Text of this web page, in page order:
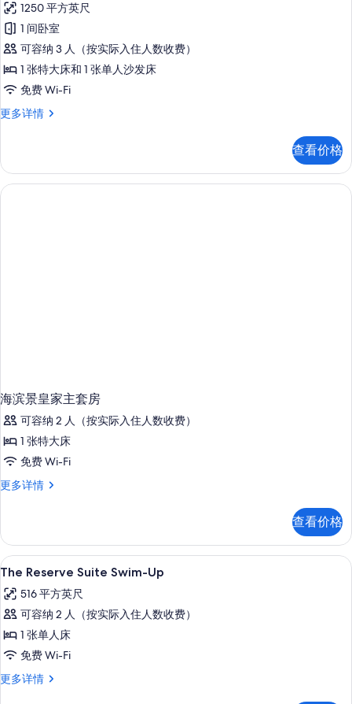
信
息
Reserve
Master
Suite
Ocean
Front
Swim
Up
所
有
1250 平方英尺
1 间卧室
可容纳 3 人（按实际入住人数收费）
1 张特大床和 1 张单人沙发床
免费 Wi-Fi
更多详情
The
Ocean
Front
Swim
查看价格
海滨景皇家主套房
可容纳 2 人（按实际入住人数收费）
1 张特大床
免费 Wi-Fi
更多详情
海
家
主
套
更
多
息
查看价格
显
示
The
Reserve
Suite
Swim-
Up
高档床上用品、羽绒被、加厚床垫、
8
The Reserve Suite Swim-Up
516 平方英尺
可容纳 2 人（按实际入住人数收费）
1 张单人床
免费 Wi-Fi
更多详情
The